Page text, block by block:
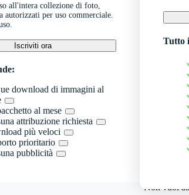
all'intera collezione di foto,
autorizzati per uso commerciale.
Iscriviti ora
download di immagini al
al mese
attribuzione richiesta
più veloci
prioritario
pubblicità
Tutto
Non vuoi